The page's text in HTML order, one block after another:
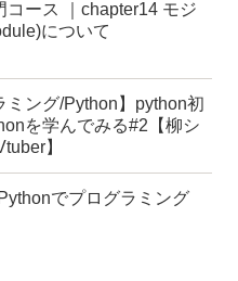
コース ｜chapter14 モジ
について
ミング/Python】python初
を学んでみる#2【柳シ
】
でプログラミング